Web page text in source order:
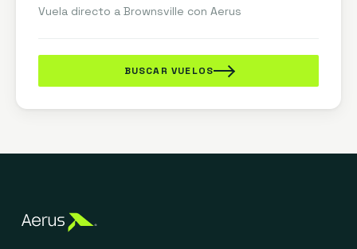
Vuela directo a Brownsville con Aerus
BUSCAR VUELOS